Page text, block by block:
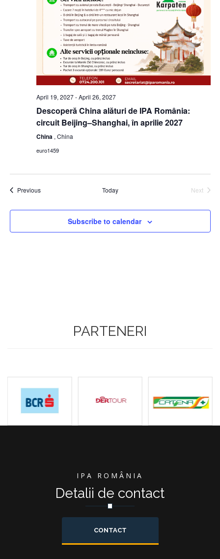
April 19, 2027-April 26, 2027
Descoperă China alături de IPA România:
circuit Beijing–Shanghai, în aprilie 2027
China , China
euro1459
PreviousEvents Today
Next
Subscribe to calendar
PARTENERI
IPA ROMÂNIA
Detalii de contact
CONTACT